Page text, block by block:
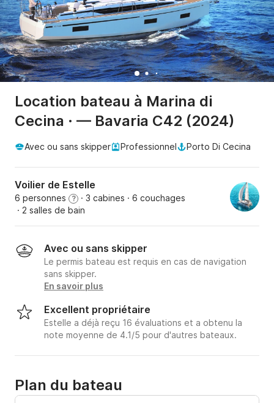
Location bateau à Marina di
Cecina · — Bavaria C42 (2024)
Avec ou sans skipper Professionnel Porto Di Cecina
Voilier de Estelle
6 personnes ? · 3 cabines · 6 couchages
· 2 salles de bain
Avec ou sans skipper
Le permis bateau est requis en cas de navigation
sans skipper.
En savoir plus
Excellent propriétaire
Estelle a déjà reçu 16 évaluations et a obtenu la
note moyenne de 4.1/5 pour d'autres bateaux.
Plan du bateau